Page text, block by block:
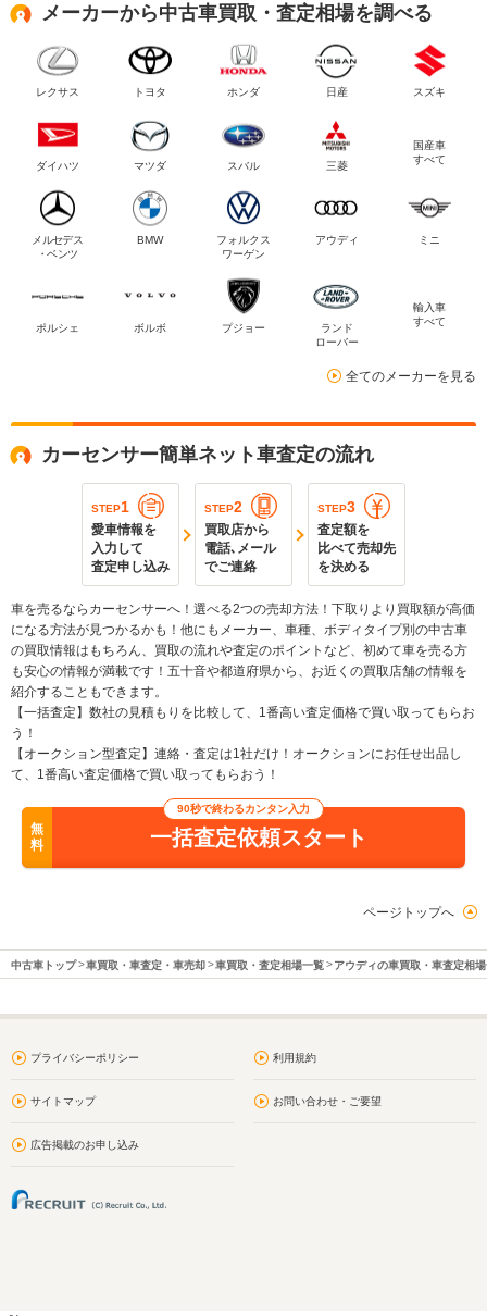
メーカーから中古車買取・査定相場を調べる
レクサス トヨタ ホンダ 日産 スズキ
ダイハツ マツダ スバル 三菱
国産車
すべて
メルセデス
・ベンツ
BMW
フォルクス
ワーゲン
アウディ ミニ
ポルシェ ボルボ プジョー
ランド
ローバー
輸入車
すべて
全てのメーカーを見る
カーセンサー簡単ネット車査定の流れ
STEP1
愛車情報を
入力して
査定申し込み
STEP2
買取店から
電話､メール
でご連絡
STEP3
査定額を
比べて売却先
を決める
車を売るならカーセンサーへ！選べる2つの売却方法！下取りより買取額が高価
になる方法が見つかるかも！他にもメーカー、車種、ボディタイプ別の中古車
の買取情報はもちろん、買取の流れや査定のポイントなど、初めて車を売る方
も安心の情報が満載です！五十音や都道府県から、お近くの買取店舗の情報を
紹介することもできます。
【一括査定】数社の見積もりを比較して、1番高い査定価格で買い取ってもらお
う！
【オークション型査定】連絡・査定は1社だけ！オークションにお任せ出品し
て、1番高い査定価格で買い取ってもらおう！
無
料
90秒で終わるカンタン入力
一括査定依頼スタート
ページトップへ
中古車トップ 車買取・車査定・車売却 車買取・査定相場一覧 アウディの車買取・車査定相
プライバシーポリシー 利用規約
サイトマップ お問い合わせ・ご要望
広告掲載のお申し込み